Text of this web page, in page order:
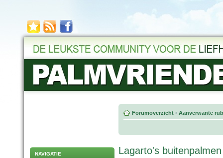
NAVIGATIE
Forumoverzicht ‹ Aanverwante
Lagarto's